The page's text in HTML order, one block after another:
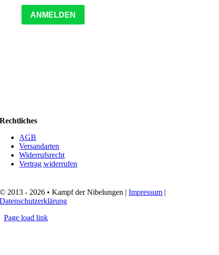
Rechtliches
AGB
Versandarten
Widerrufsrecht
Vertrag widerrufen
© 2013 - 2026 • Kampf der Nibelungen |Impressum |
Datenschutzerklärung
Page load link